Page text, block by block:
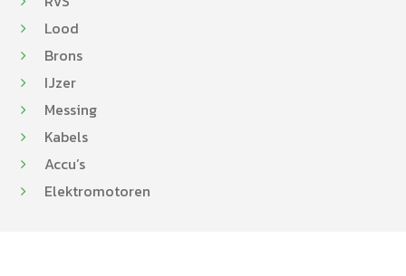
Lood
Brons
IJzer
Messing
Kabels
Accu’s
Elektromotoren